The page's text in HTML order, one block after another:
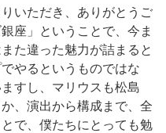
いただき、ありがとうご
座」ということで、今ま
た違った魅力が詰まると
やるというものではな
すし、マリウスも松島
、演出から構成まで、全
で、僕たちにとっても勉